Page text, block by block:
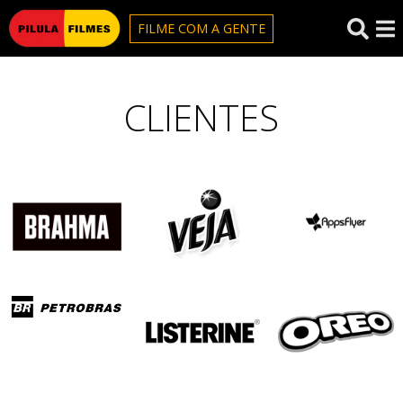
Pilula Filmes
FILME COM A GENTE
CLIENTES